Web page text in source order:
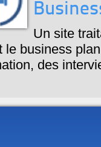
Un site
le business
des